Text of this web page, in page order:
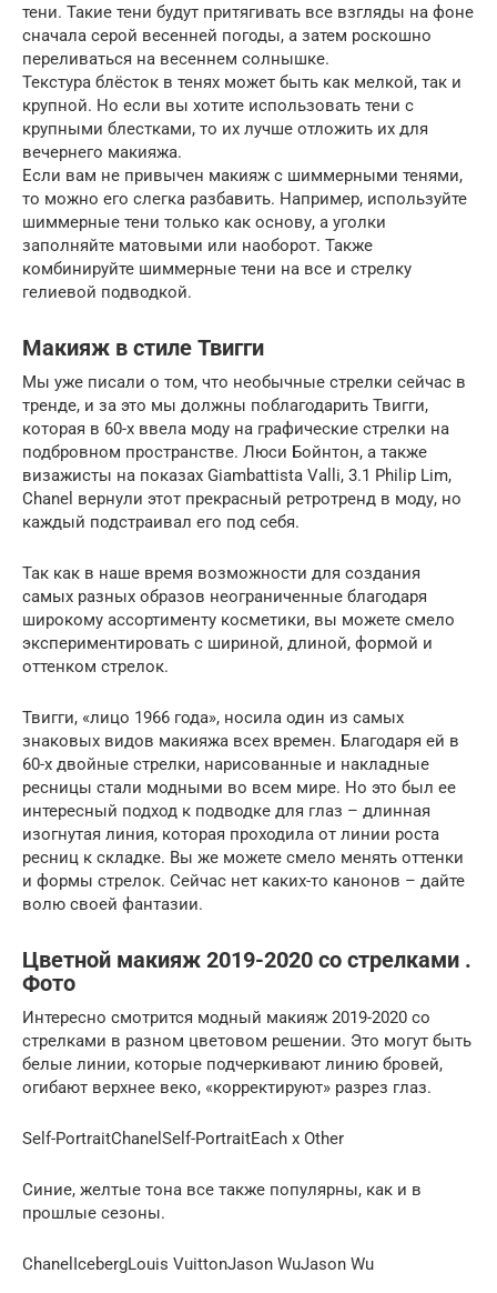
тени. Такие тени будут притягивать все взгляды на фоне
сначала серой весенней погоды, а затем роскошно
переливаться на весеннем солнышке.
Текстура блёсток в тенях может быть как мелкой, так и
крупной. Но если вы хотите использовать тени с
крупными блестками, то их лучше отложить их для
вечернего макияжа.
Если вам не привычен макияж с шиммерными тенями,
то можно его слегка разбавить. Например, используйте
шиммерные тени только как основу, а уголки
заполняйте матовыми или наоборот. Также
комбинируйте шиммерные тени на все и стрелку
гелиевой подводкой.
Макияж в стиле Твигги
Мы уже писали о том, что необычные стрелки сейчас в
тренде, и за это мы должны поблагодарить Твигги,
которая в 60-х ввела моду на графические стрелки на
подбровном пространстве. Люси Бойнтон, а также
визажисты на показах Giambattista Valli, 3.1 Philip Lim,
Chanel вернули этот прекрасный ретротренд в моду, но
каждый подстраивал его под себя.
Так как в наше время возможности для создания
самых разных образов неограниченные благодаря
широкому ассортименту косметики, вы можете смело
экспериментировать с шириной, длиной, формой и
оттенком стрелок.
Твигги, «лицо 1966 года», носила один из самых
знаковых видов макияжа всех времен. Благодаря ей в
60-х двойные стрелки, нарисованные и накладные
ресницы стали модными во всем мире. Но это был ее
интересный подход к подводке для глаз – длинная
изогнутая линия, которая проходила от линии роста
ресниц к складке. Вы же можете смело менять оттенки
и формы стрелок. Сейчас нет каких-то канонов – дайте
волю своей фантазии.
Цветной макияж 2019-2020 со стрелками .
Фото
Интересно смотрится модный макияж 2019-2020 со
стрелками в разном цветовом решении. Это могут быть
белые линии, которые подчеркивают линию бровей,
огибают верхнее веко, «корректируют» разрез глаз.
Self-PortraitChanelSelf-PortraitEach x Other
Синие, желтые тона все также популярны, как и в
прошлые сезоны.
ChanelIcebergLouis VuittonJason WuJason Wu